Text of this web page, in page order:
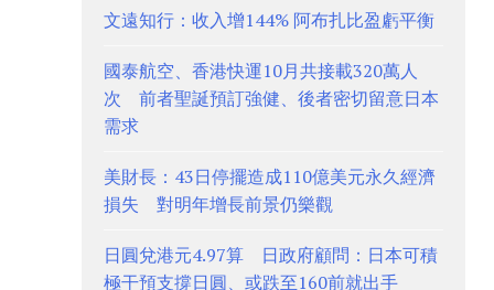
文遠知行：收入增144% 阿布扎比盈虧平衡
國泰航空、香港快運10月共接載320萬人
次 前者聖誕預訂強健、後者密切留意日本
需求
美財長：43日停擺造成110億美元永久經濟
損失 對明年增長前景仍樂觀
日圓兌港元4.97算 日政府顧問：日本可積
極干預支撐日圓、或跌至160前就出手